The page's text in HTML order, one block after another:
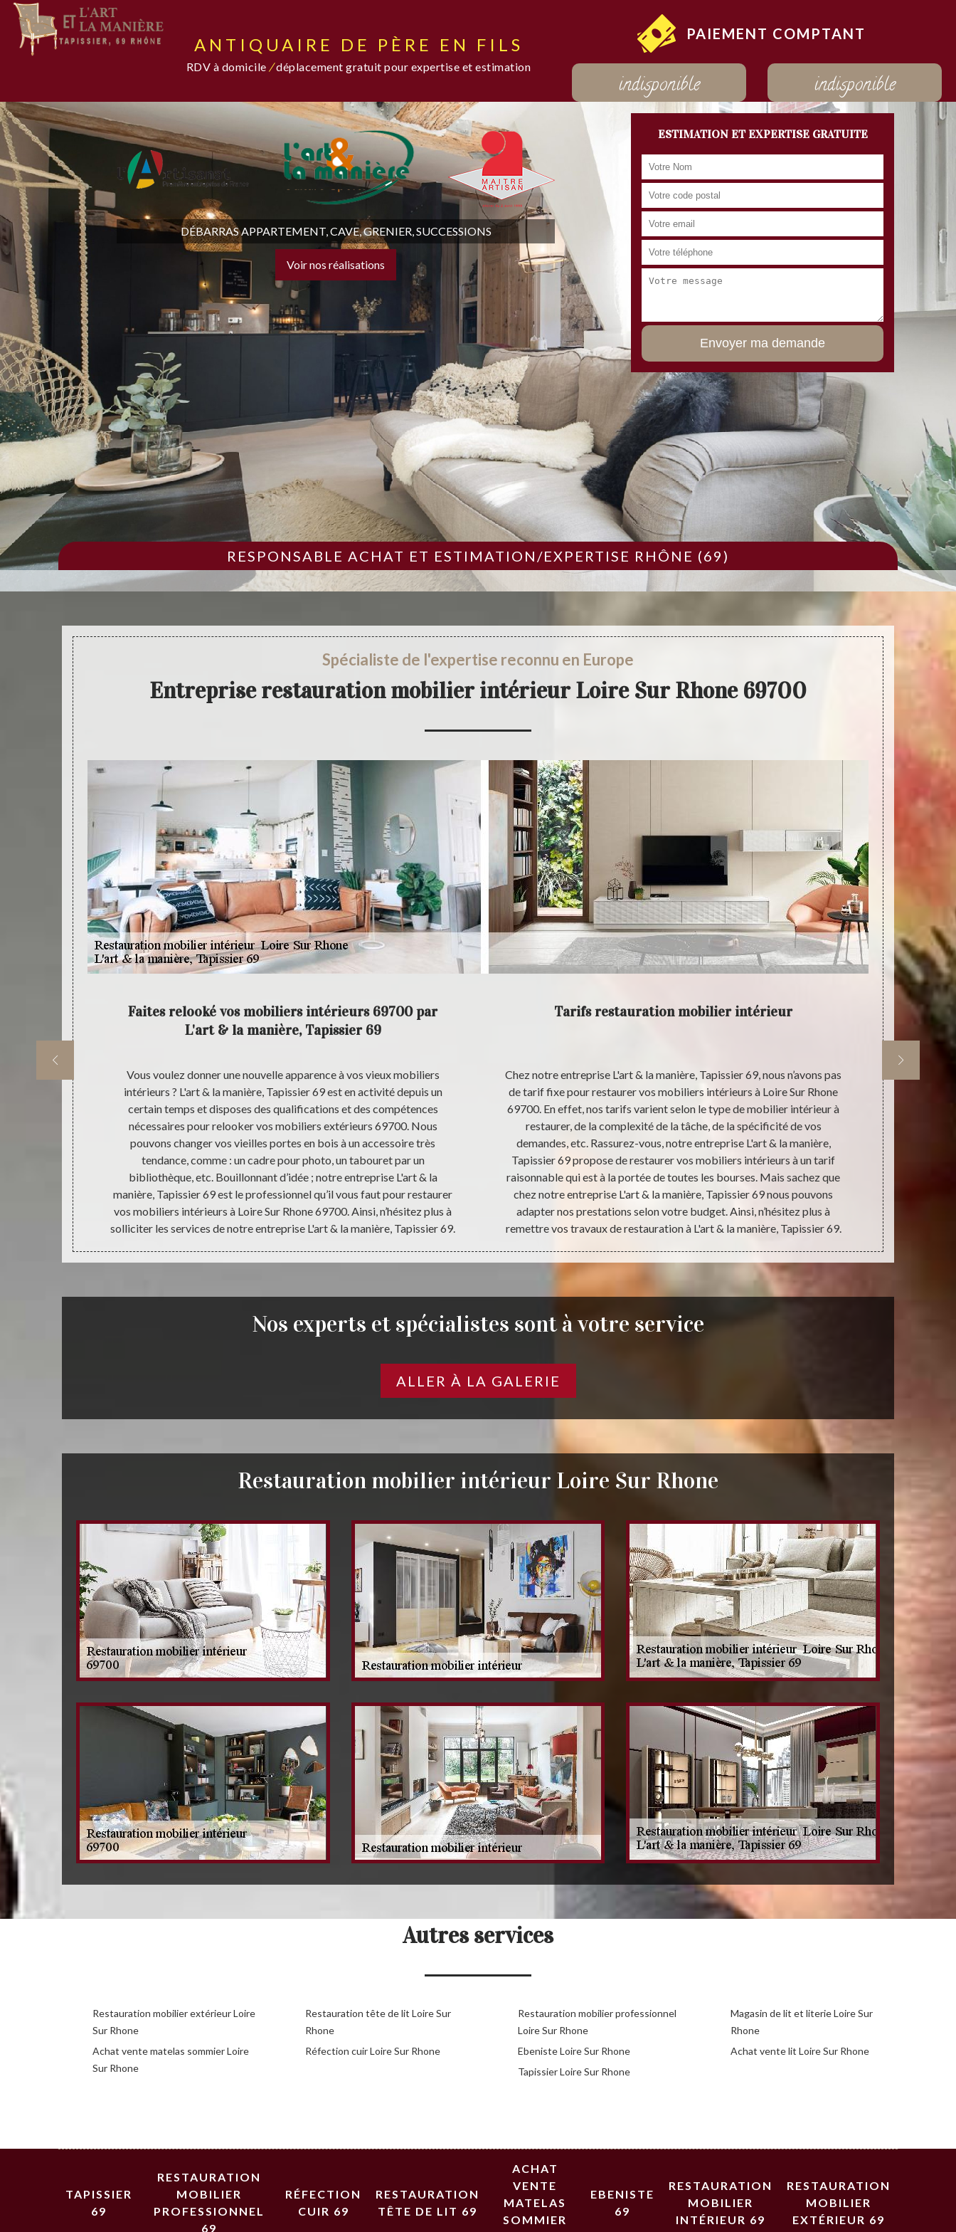
ANTIQUAIRE DE PÈRE EN FILS
RDV à domicile /déplacement gratuit pour expertise et estimation
PAIEMENT COMPTANT
indisponible indisponible
DÉBARRAS APPARTEMENT, CAVE, GRENIER, SUCCESSIONS
Voir nos réalisations
ESTIMATION ET EXPERTISE GRATUITE
RESPONSABLE ACHAT ET ESTIMATION/EXPERTISE RHÔNE (69)
Spécialiste de l'expertise reconnu en Europe
Entreprise restauration mobilier intérieur Loire Sur Rhone 69700
Faites relooké vos mobiliers intérieurs 69700 par
L'art & la manière, Tapissier 69
Vous voulez donner une nouvelle apparence à vos vieux mobiliers
intérieurs ? L'art & la manière, Tapissier 69 est en activité depuis un
certain temps et disposes des qualifications et des compétences
nécessaires pour relooker vos mobiliers extérieurs 69700. Nous
pouvons changer vos vieilles portes en bois à un accessoire très
tendance, comme : un cadre pour photo, un tabouret par un
bibliothèque, etc. Bouillonnant d’idée ; notre entreprise L'art & la
manière, Tapissier 69 est le professionnel qu’il vous faut pour restaurer
vos mobiliers intérieurs à Loire Sur Rhone 69700. Ainsi, n’hésitez plus à
solliciter les services de notre entreprise L'art & la manière, Tapissier 69.
Tarifs restauration mobilier intérieur
Chez notre entreprise L'art & la manière, Tapissier 69, nous n’avons pas
de tarif fixe pour restaurer vos mobiliers intérieurs à Loire Sur Rhone
69700. En effet, nos tarifs varient selon le type de mobilier intérieur à
restaurer, de la complexité de la tâche, de la spécificité de vos
demandes, etc. Rassurez-vous, notre entreprise L'art & la manière,
Tapissier 69 propose de restaurer vos mobiliers intérieurs à un tarif
raisonnable qui est à la portée de toutes les bourses. Mais sachez que
chez notre entreprise L'art & la manière, Tapissier 69 nous pouvons
adapter nos prestations selon votre budget. Ainsi, n’hésitez plus à
remettre vos travaux de restauration à L'art & la manière, Tapissier 69.
Nos experts et spécialistes sont à votre service
ALLER À LA GALERIE
Restauration mobilier intérieur Loire Sur Rhone
Autres services
Restauration mobilier extérieur Loire
Sur Rhone
Achat vente matelas sommier Loire
Sur Rhone
Restauration tête de lit Loire Sur
Rhone
Réfection cuir Loire Sur Rhone
Restauration mobilier professionnel
Loire Sur Rhone
Ebeniste Loire Sur Rhone
Tapissier Loire Sur Rhone
Magasin de lit et literie Loire Sur
Rhone
Achat vente lit Loire Sur Rhone
TAPISSIER
69
RESTAURATION
MOBILIER
PROFESSIONNEL
69
RÉFECTION
CUIR 69
RESTAURATION
TÊTE DE LIT 69
ACHAT
VENTE
MATELAS
SOMMIER
EBENISTE
69
RESTAURATION
MOBILIER
INTÉRIEUR 69
RESTAURATION
MOBILIER
EXTÉRIEUR 69